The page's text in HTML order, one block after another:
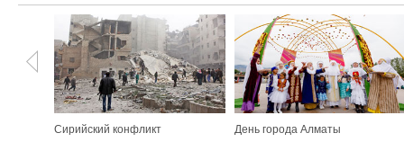
Сирийский конфликт
День города Алматы